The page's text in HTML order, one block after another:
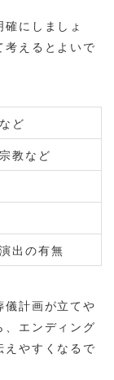
にしましょ
考えるとよいで
ど
教など
出の有無
儀計画が立てや
、エンディング
えやすくなるで